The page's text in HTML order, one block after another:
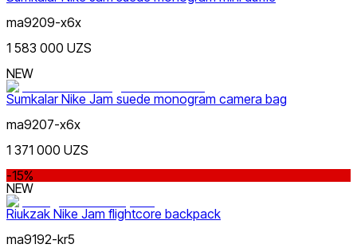
Kulrang
Moviy
ma9209-x6x
1 583 000 UZS
NEW
Sumkalar Nike Jam suede monogram camera bag
ma9207-x6x
1 371 000 UZS
-15%
NEW
Riukzak Nike Jam flightcore backpack
ma9192-kr5